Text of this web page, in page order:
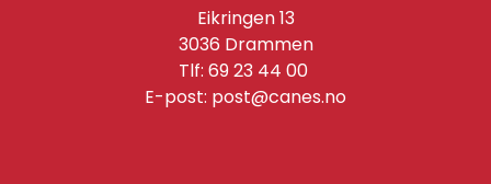
Eikringen 13
3036 Drammen
Tlf: 69 23 44 00
E-post: post@canes.no